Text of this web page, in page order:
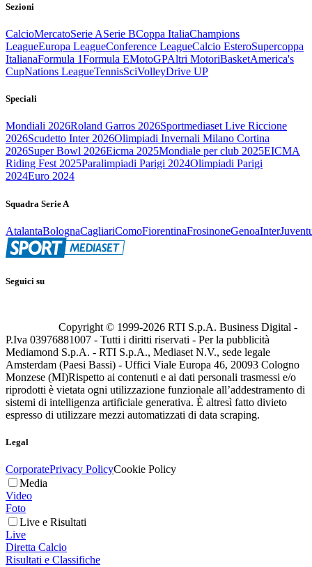
Sezioni
CalcioMercatoSerie ASerie BCoppa ItaliaChampions
LeagueEuropa LeagueConference LeagueCalcio EsteroSupercoppa
ItalianaFormula 1Formula EMotoGPAltri MotoriBasketAmerica's
CupNations LeagueTennisSciVolleyDrive UP
Speciali
Mondiali 2026Roland Garros 2026Sportmediaset Live Riccione
2026Scudetto Inter 2026Olimpiadi Invernali Milano Cortina
2026Super Bowl 2026Eicma 2025Mondiale per club 2025EICMA
Riding Fest 2025Paralimpiadi Parigi 2024Olimpiadi Parigi
2024Euro 2024
Squadra Serie A
AtalantaBolognaCagliariComoFiorentinaFrosinoneGenoaInter
Seguici su
Copyright © 1999-2026 RTI S.p.A. Business Digital -
P.Iva 03976881007 - Tutti i diritti riservati - Per la pubblicità
Mediamond S.p.A. - RTI S.p.A., Mediaset N.V., sede legale
Amsterdam (Paesi Bassi) - Uffici Viale Europa 46, 20093 Cologno
Monzese (MI)Rispetto ai contenuti e ai dati personali trasmessi e/o
riprodotti è vietata ogni utilizzazione funzionale all’addestramento di
sistemi di intelligenza artificiale generativa. È altresì fatto divieto
espresso di utilizzare mezzi automatizzati di data scraping.
Legal
CorporatePrivacy PolicyCookie Policy
Media
Video
Foto
Live e Risultati
Live
Diretta Calcio
Risultati e Classifiche